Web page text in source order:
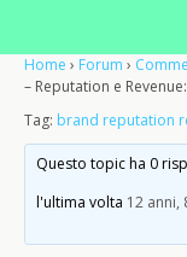
Home › Forum ›
– Reputation e
Tag: brand reputation
Questo topic ha 0
l'ultima volta 12 anni,